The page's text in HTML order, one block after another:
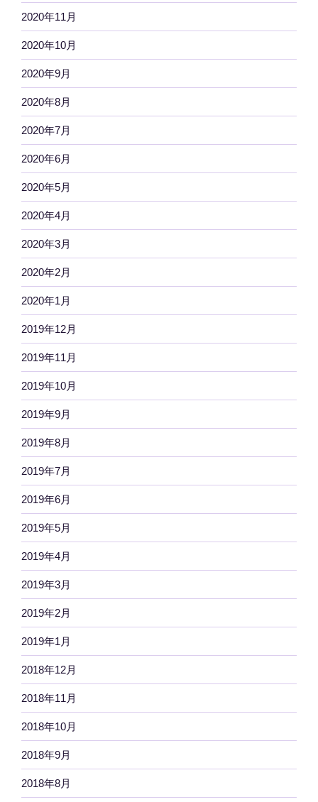
2020年11月
2020年10月
2020年9月
2020年8月
2020年7月
2020年6月
2020年5月
2020年4月
2020年3月
2020年2月
2020年1月
2019年12月
2019年11月
2019年10月
2019年9月
2019年8月
2019年7月
2019年6月
2019年5月
2019年4月
2019年3月
2019年2月
2019年1月
2018年12月
2018年11月
2018年10月
2018年9月
2018年8月